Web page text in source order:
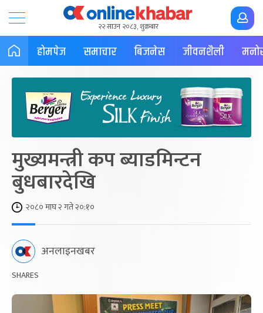
२२ साउन २०८३, शुक्रबार
होमपेज समाचार बिजनेस जीवनशैली
मुख्यमन्त्री कप ब्याडमिन्टन
बुधबारदेखि
२०८० माघ २ गते २०:१०
अनलाइनखबर
SHARES